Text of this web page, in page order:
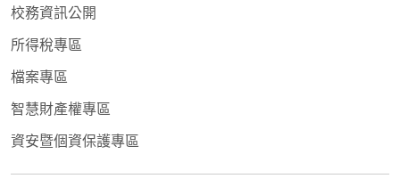
校務資訊公開
所得稅專區
檔案專區
智慧財產權專區
資安暨個資保護專區